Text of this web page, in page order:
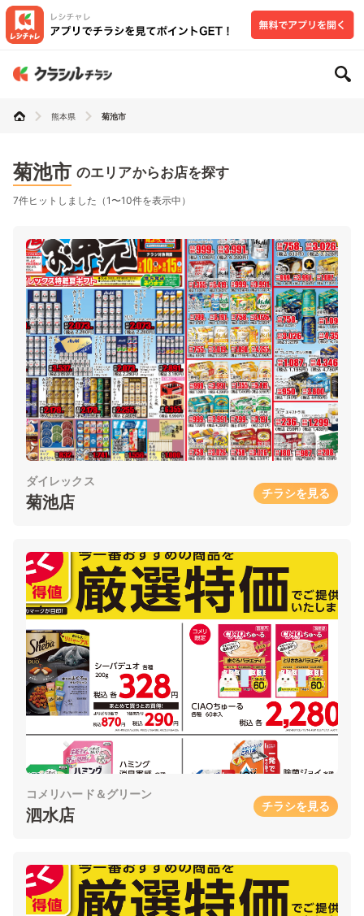
熊本県 菊池市
菊池市 のエリアからお店を探す
7件ヒットしました（1〜10件を表示中）
ダイレックス
菊池店 チラシを見る
コメリハード＆グリーン
泗水店 チラシを見る